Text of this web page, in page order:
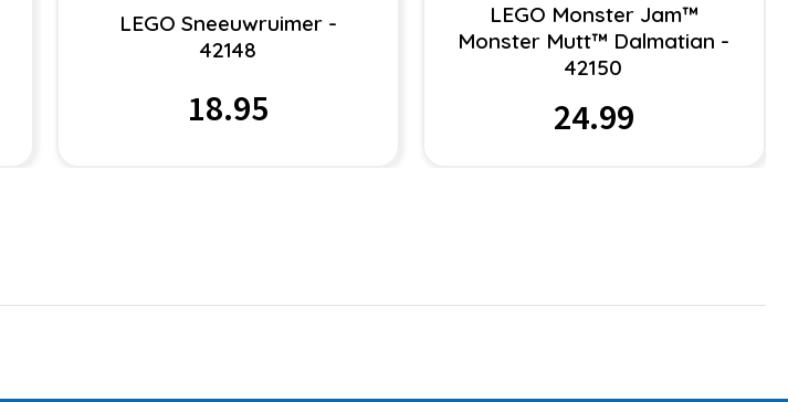
LEGO Sneeuwruimer -
42148
18.95
LEGO Monster Jam™
Monster Mutt™ Dalmatian -
42150
24.99